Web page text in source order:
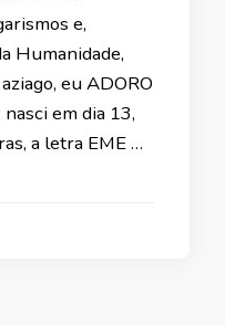
e,
Humanidade,
eu ADORO
em dia 13,
a letra EME …